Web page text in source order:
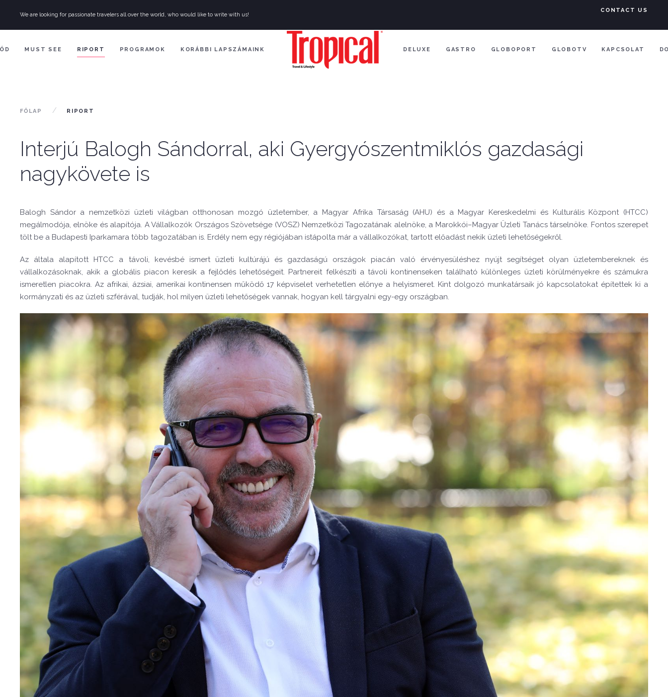
We are looking for passionate travelers all over the world, who would like to write with us!
CONTACT US
MUST SEE RIPORT PROGRAMOK KORÁBBI LAPSZÁMAINK DELUXE GASTRO GLOBOPORT GLOBOTV KAPCSOLAT
FŐLAP RIPORT
Interjú Balogh Sándorral, aki Gyergyószentmiklós gazdasági
nagykövete is
Balogh Sándor a nemzetközi üzleti világban otthonosan mozgó üzletember, a Magyar Afrika Társaság (AHU) és a Magyar Kereskedelmi és Kulturális Központ (HTCC)
megálmodója, elnöke és alapítója. A Vállalkozók Országos Szövetsége (VOSZ) Nemzetközi Tagozatának alelnöke, a Marokkói–Magyar Üzleti Tanács társelnöke. Fontos szerepet
tölt be a Budapesti Iparkamara több tagozatában is. Erdély nem egy régiójában istápolta már a vállalkozókat, tartott előadást nekik üzleti lehetőségekről.
Az általa alapított HTCC a távoli, kevésbé ismert üzleti kultúrájú és gazdaságú országok piacán való érvényesüléshez nyújt segítséget olyan üzletembereknek és
vállalkozásoknak, akik a globális piacon keresik a fejlődés lehetőségeit. Partnereit felkészíti a távoli kontinenseken található különleges üzleti körülményekre és számukra
ismeretlen piacokra. Az afrikai, ázsiai, amerikai kontinensen működő 17 képviselet verhetetlen előnye a helyismeret. Kint dolgozó munkatársaik jó kapcsolatokat építettek ki a
kormányzati és az üzleti szférával, tudják, hol milyen üzleti lehetőségek vannak, hogyan kell tárgyalni egy-egy országban.